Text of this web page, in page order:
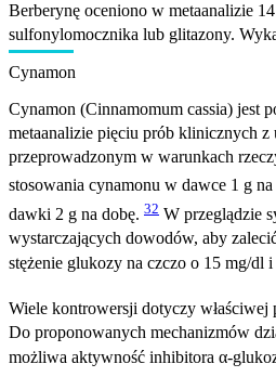
Berberynę oceniono w metaanalizie
sulfonylomocznika lub glitazony.
Cynamon
Cynamon (Cinnamomum cassia) jest
metaanalizie pięciu prób klinicznych z
przeprowadzonym w warunkach
stosowania cynamonu w dawce 1 g na
dawki 2 g na dobę. 32 W przeglądzie
wystarczających dowodów, aby
stężenie glukozy na czczo o 15 mg/dl
Wiele kontrowersji dotyczy
Do proponowanych mechanizmów
możliwa aktywność inhibitora α-